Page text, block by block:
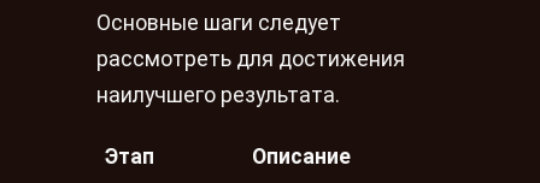
Основные шаги следует
рассмотреть для достижения
наилучшего результата.
Этап Описание